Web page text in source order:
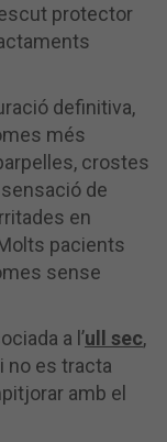
protector
definitiva,
més
crostes
de
en
pacients
sense
a l’ull sec,
no es tracta
amb el